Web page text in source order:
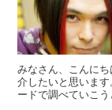
みなさん、こんに
介したいと思いま
ードで調べていこ